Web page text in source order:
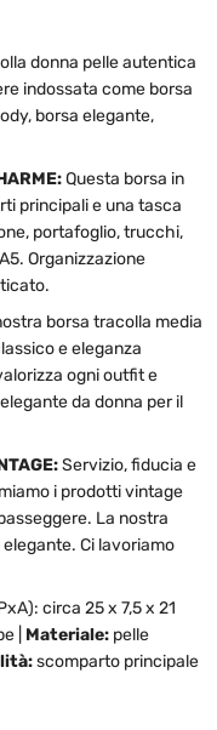
donna pelle autentica
indossata come borsa
borsa elegante,
Questa borsa in
principali e una tasca
portafoglio, trucchi,
Organizzazione
borsa tracolla media
e eleganza
ogni outfit e
da donna per il
Servizio, fiducia e
i prodotti vintage
La nostra
Ci lavoriamo
circa 25 x 7,5 x 21
| Materiale: pelle
scomparto principale